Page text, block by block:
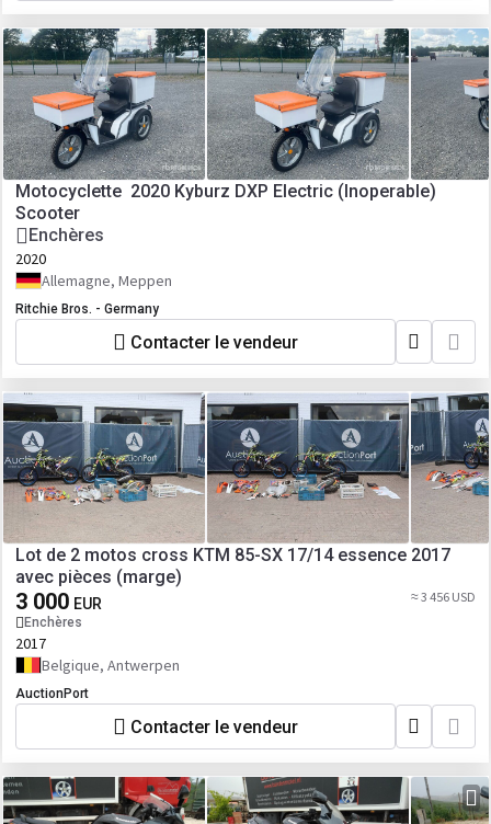
Motocyclette 2020 Kyburz DXP Electric (Inoperable)
Scooter
Enchères
2020
Allemagne, Meppen
Ritchie Bros. - Germany
Contacter le vendeur
Lot de 2 motos cross KTM 85-SX 17/14 essence 2017
avec pièces (marge)
3 000 EUR
Enchères
≈ 3 456 USD
2017
Belgique, Antwerpen
AuctionPort
Contacter le vendeur